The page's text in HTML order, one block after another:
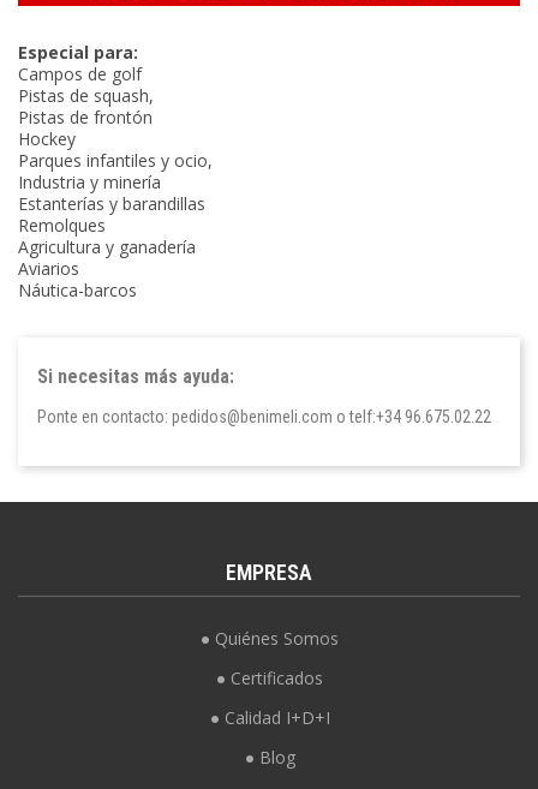
Especial para:
Campos de golf
Pistas de squash,
Pistas de frontón
Hockey
Parques infantiles y ocio,
Industria y minería
Estanterías y barandillas
Remolques
Agricultura y ganadería
Aviarios
Náutica-barcos
Si necesitas más ayuda:
Ponte en contacto: pedidos@benimeli.com o telf:+34 96.675.02.22
EMPRESA
Quiénes Somos
Certificados
Calidad I+D+I
Blog